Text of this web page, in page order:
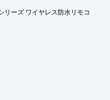
リーズ ワイヤレス防水リモコ